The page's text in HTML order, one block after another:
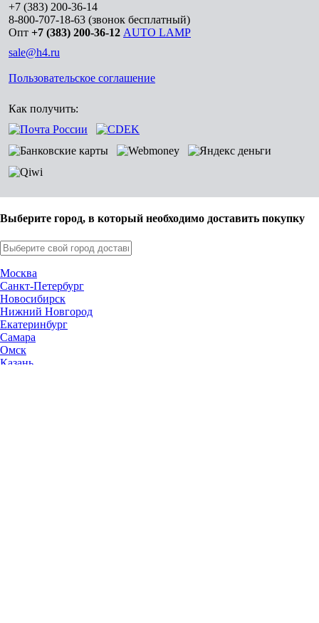
+7 (383) 200-36-14
8-800-707-18-63 (звонок бесплатный)
Опт +7 (383) 200-36-12 AUTO LAMP
sale@h4.ru
Пользовательское соглашение
Как получить:
Выберите город, в который необходимо доставить покупку
Москва
Санкт-Петербург
Новосибирск
Нижний Новгород
Екатеринбург
Самара
Омск
Казань